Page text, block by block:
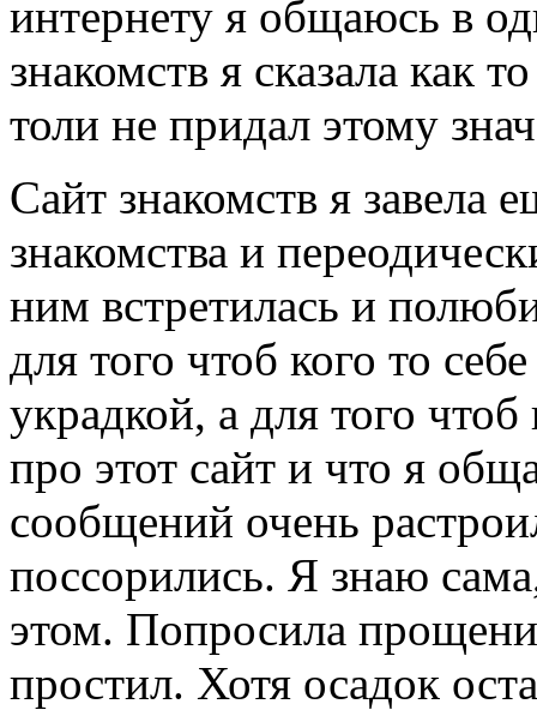
интернету я общаюсь в
знакомств я сказала как
толи не придал этому
Сайт знакомств я завела
знакомства и
ним встретилась и
для того чтоб кого то
украдкой, а для того
про этот сайт и что я
сообщений очень
поссорились. Я знаю
этом. Попросила
простил. Хотя осадок